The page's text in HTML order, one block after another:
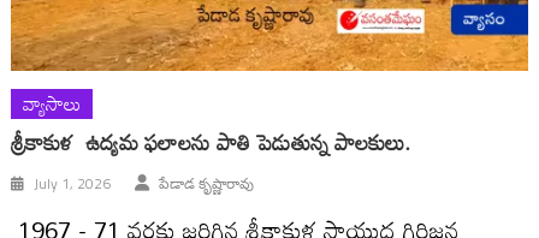
వ్యాసాలు
శ్రీకాకుళ ఉద్యమ ఫలాలను పాతి పెడుతున్న పాలకులు.
July 1, 2026 పేడాడ కృష్ణారావు